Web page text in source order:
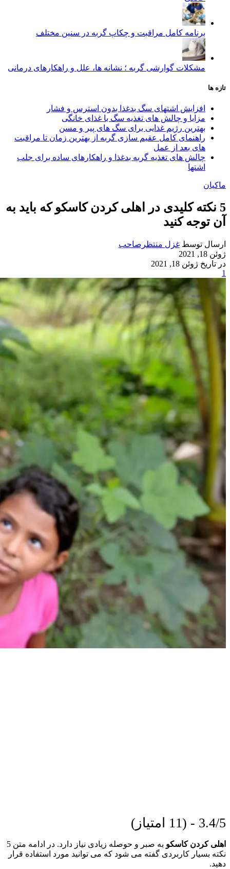
برنامه کامل مراقبت و چکاپ گربه در سنین مختلف
مشکلات گوارشی گربه ؛ نشانه‌ ها، علل و راهکارهای درمانی
تازه ها
افزایش اشتهای سگ بدغذا بدون استرس و فشار
مزایا و چالش‌ های تغذیه سگ با غذای خانگی
بهترین رژیم غذایی برای سگ‌ های پیر و مسن
راهنمای کامل عقیم سازی گربه از بهترین زمان تا مراقبت‌
های بعد از عمل
چالش‌ های تغذیه گربه بدغذا و راهکارهای ساده برای جلب
اشتها
ماکیان
5 نکته کلیدی در اهلی کردن کاسکو که باید به
آن توجه کنید
ارسال توسط غزل منتظرصاحب
ژوئن 18, 2021
در تاریخ ژوئن 18, 2021
1
3.4/5 - (11 امتیاز)
اهلی کردن کاسکو
به صبر و حوصله زیادی نیاز دارد. در ادامه متن 5
نکته بسیار کاربردی گفته می شود که می توانید مورد استفاده قرار
دهید.